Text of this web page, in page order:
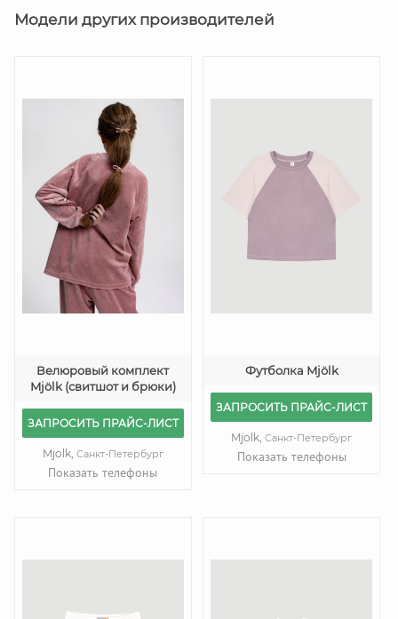
Модели других производителей
Велюровый комплект
Mjölk (свитшот и брюки)
ЗАПРОСИТЬ ПРАЙС-ЛИСТ
Mjolk, Санкт-Петербург
Показать телефоны
Футболка Mjölk
ЗАПРОСИТЬ ПРАЙС-ЛИСТ
Mjolk,Санкт-Петербург
Показать телефоны